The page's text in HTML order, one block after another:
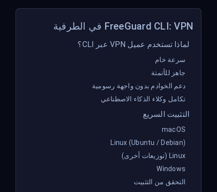
FreeGuard CLI: VPN في الطرفية
لماذا تستخدم عميل VPN عبر CLI؟
سرعة خام
جاهز للأتمتة
دعم الخوادم بدون واجهة رسومية
تكامل وكلاء الذكاء الاصطناعي
التثبيت السريع
macOS
Linux (Ubuntu / Debian)
Linux (توزيعات أخرى)
Windows
التحقق من التثبيت